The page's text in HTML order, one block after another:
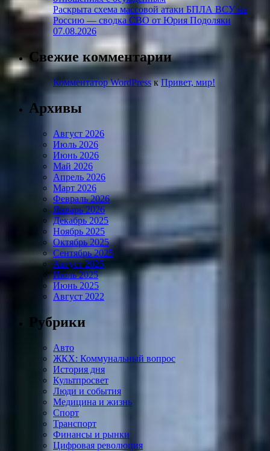
Раскрыта схема массовой атаки БПЛА ВСУ на
Россию — сводка СВО от Юрия Подоляки
07.08.2026
Свежие комментарии
Комментатор WordPressкПривет, мир!
Архивы
Август 2026
Июль 2026
Июнь 2026
Май 2026
Апрель 2026
Март 2026
Февраль 2026
Январь 2026
Декабрь 2025
Ноябрь 2025
Октябрь 2025
Сентябрь 2025
Август 2025
Июль 2025
Июнь 2025
Август 2022
Рубрики
Авто
ЖКХ: Коммунальный вопрос
История дня
Культпросвет
Люди и события
Медицина и жизнь
Спорт
Транспорт
Финансы и рынки
Цифровая революция